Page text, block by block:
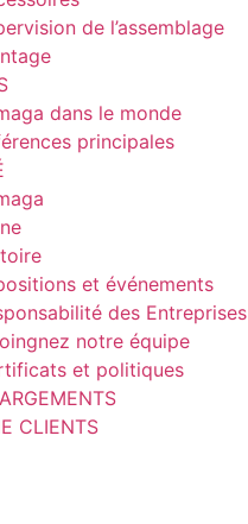
de l’assemblage
dans le monde
principales
et événements
des Entreprises
notre équipe
et politiques
CLIENTS